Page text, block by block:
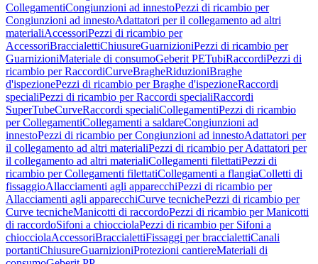
CollegamentiCongiunzioni ad innestoPezzi di ricambio per
Congiunzioni ad innestoAdattatori per il collegamento ad altri
materialiAccessoriPezzi di ricambio per
AccessoriBraccialettiChiusureGuarnizioniPezzi di ricambio per
GuarnizioniMateriale di consumoGeberit PETubiRaccordiPezzi di
ricambio per RaccordiCurveBragheRiduzioniBraghe
d'ispezionePezzi di ricambio per Braghe d'ispezioneRaccordi
specialiPezzi di ricambio per Raccordi specialiRaccordi
SuperTubeCurveRaccordi specialiCollegamentiPezzi di ricambio
per CollegamentiCollegamenti a saldareCongiunzioni ad
innestoPezzi di ricambio per Congiunzioni ad innestoAdattatori per
il collegamento ad altri materialiPezzi di ricambio per Adattatori per
il collegamento ad altri materialiCollegamenti filettatiPezzi di
ricambio per Collegamenti filettatiCollegamenti a flangiaColletti di
fissaggioAllacciamenti agli apparecchiPezzi di ricambio per
Allacciamenti agli apparecchiCurve tecnichePezzi di ricambio per
Curve tecnicheManicotti di raccordoPezzi di ricambio per Manicotti
di raccordoSifoni a chiocciolaPezzi di ricambio per Sifoni a
chiocciolaAccessoriBraccialettiFissaggi per braccialettiCanali
portantiChiusureGuarnizioniProtezioni cantiereMateriali di